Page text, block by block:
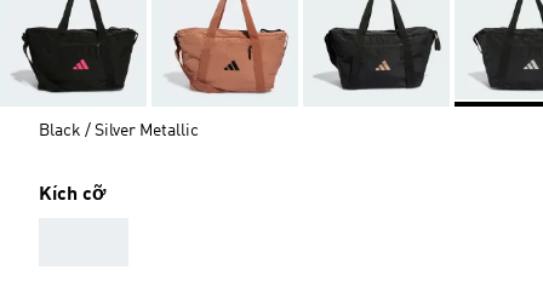
Black / Silver Metallic
Kích cỡ